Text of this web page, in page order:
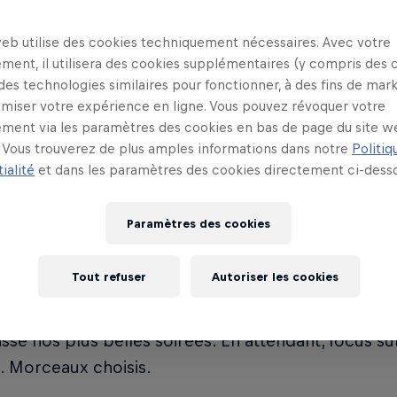
et que je sens que le public y est
genres différents, tout en maintenant une
j’aspire énormément, avec beaucoup de
rayon surprises, « Le Feu Au Lac » s’offre une
9 juillet prochain, un immense honneur pour
de la disco, l’italo-disco et la house, pour
peu notre highlight de l’année ! En tant
plus qu’une institution, c’est véritablement
nos plus belles soirées. En attendant, focus
Morceaux choisis.
utilise des cookies techniquement nécessaires. Avec votre
il utilisera des cookies supplémentaires (y compris des
technologies similaires pour fonctionner, à des fins de
votre expérience en ligne. Vous pouvez révoquer votre
via les paramètres des cookies en bas de page du site
trouverez de plus amples informations dans notre
et dans les paramètres des cookies directement ci-
Paramètres des cookies
Tout refuser Autoriser les cookies